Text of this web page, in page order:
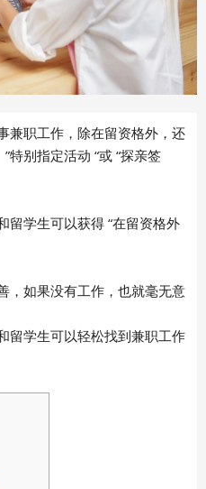
兼职工作，除在留资格外，还
特别指定活动 “或 “探亲签
留学生可以获得 “在留资格外
，如果没有工作，也就毫无意
留学生可以轻松找到兼职工作